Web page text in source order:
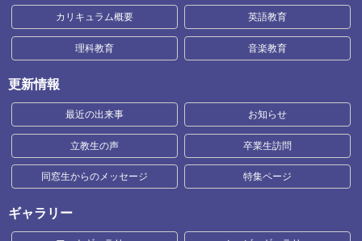
カリキュラム概要 英語教育
理科教育 音楽教育
更新情報
最近の出来事 お知らせ
立教生の声 卒業生訪問
同窓生からのメッセージ 特集ページ
ギャラリー